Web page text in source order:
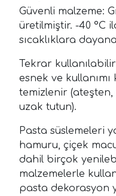
Güvenli malzeme:
üretilmiştir. -40 °C
sıcaklıklara
Tekrar
esnek ve
temizlenir (ateşten,
uzak tutun).
Pasta süslemeleri
hamuru, çiçek
dahil birçok
malzemelerle
pasta dekorasyon